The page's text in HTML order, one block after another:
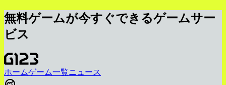
無料ゲームが今すぐできるゲームサー
ビス
ホームゲーム一覧ニュース